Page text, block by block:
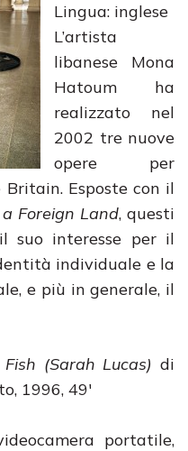
Lingua: inglese
L’artista
libanese Mona
Hatoum ha
realizzato nel
2002 tre nuove
opere per
Esposte con il
Foreign Land, questi
suo interesse per il
individuale e la
e più in generale, il
(Sarah Lucas) di
1996, 49′
portatile,